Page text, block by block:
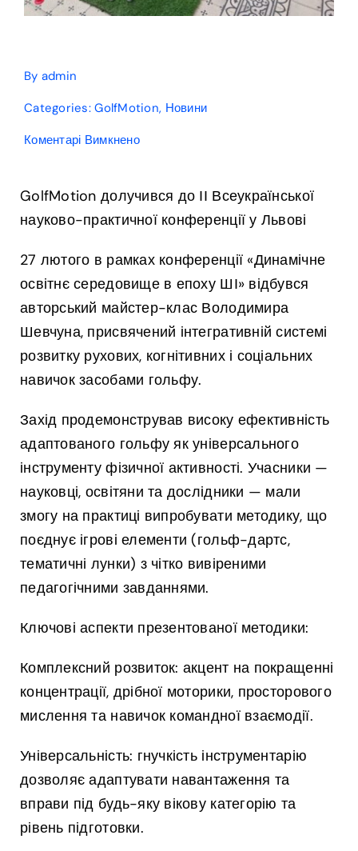
By admin
Categories:GolfMotion, Новини
Коментарі Вимкненодо
ІІ
Всеукраїнської
практичної
конференції
у
GolfMotion долучився до ІІ Всеукраїнської
науково-практичної конференції у Львові
27 лютого в рамках конференції «Динамічне
освітнє середовище в епоху ШІ» відбувся
авторський майстер-клас Володимира
Шевчуна, присвячений інтегративній системі
розвитку рухових, когнітивних і соціальних
навичок засобами гольфу.
Захід продемонстрував високу ефективність
адаптованого гольфу як універсального
інструменту фізичної активності. Учасники —
науковці, освітяни та дослідники — мали
змогу на практиці випробувати методику, що
поєднує ігрові елементи (гольф-дартс,
тематичні лунки) з чітко вивіреними
педагогічними завданнями.
Ключові аспекти презентованої методики:
Комплексний розвиток: акцент на покращенні
концентрації, дрібної моторики, просторового
мислення та навичок командної взаємодії.
Універсальність: гнучкість інструментарію
дозволяє адаптувати навантаження та
вправи під будь-яку вікову категорію та
рівень підготовки.